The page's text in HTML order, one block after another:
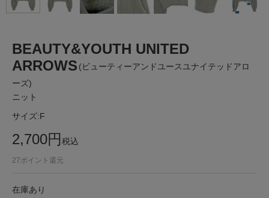
BEAUTY&YOUTH UNITED
ARROWS (ビューティーアンドユースユナイテッドアロ
ーズ)
ニット
サイズ:F
2,700円税込
27ポイント還元
在庫あり